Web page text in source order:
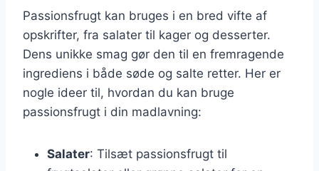
Passionsfrugt kan bruges i en bred vifte af
opskrifter, fra salater til kager og desserter.
Dens unikke smag gør den til en fremragende
ingrediens i både søde og salte retter. Her er
nogle ideer til, hvordan du kan bruge
passionsfrugt i din madlavning:
Salater: Tilsæt passionsfrugt til